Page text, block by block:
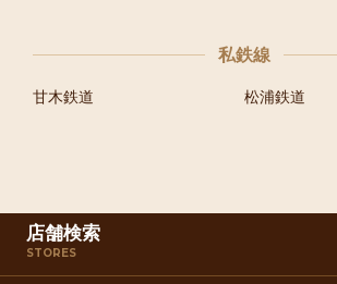
私鉄線
甘木鉄道 松浦鉄道
店舗検索
STORES